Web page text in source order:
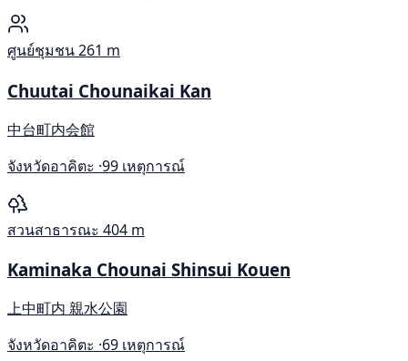
ศูนย์ชุมชน261 m
Chuutai Chounaikai Kan
中台町内会館
จังหวัดอาคิตะ ·99 เหตุการณ์
สวนสาธารณะ 404 m
Kaminaka Chounai Shinsui Kouen
上中町内 親水公園
จังหวัดอาคิตะ ·69 เหตุการณ์